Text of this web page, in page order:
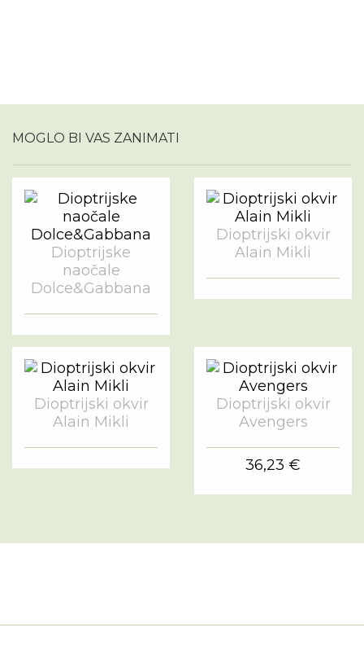
MOGLO BI VAS ZANIMATI
Dioptrijske
naočale
Dolce&Gabbana
Dioptrijski okvir
Alain Mikli
Dioptrijski okvir
Alain Mikli
Dioptrijski okvir
Avengers
36,23 €